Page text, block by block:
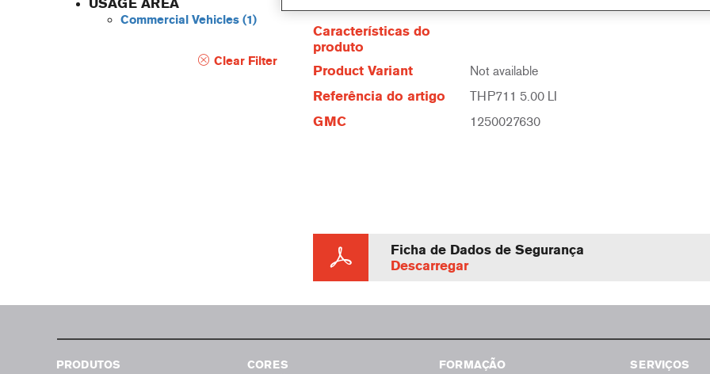
USAGE AREA
Commercial Vehicles (1)
Clear Filter
Características do
produto
Product Variant
Not available
Referência do artigo THP711 5.00 LI
GMC 1250027630
Ficha de Dados de Segurança
Descarregar
PRODUTOS
CORES
FORMAÇÃO
SERVIÇOS